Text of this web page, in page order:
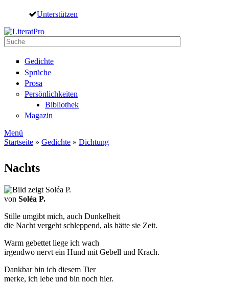
Direkt zum Inhalt
Unterstützen
Suche
Gedichte
Sprüche
Prosa
Persönlichkeiten
Bibliothek
Magazin
Menü
Startseite » Gedichte » Dichtung
Nachts
von Soléa P.
Stille umgibt mich, auch Dunkelheit
die Nacht vergeht schleppend, als hätte sie Zeit.
Warm gebettet liege ich wach
irgendwo nervt ein Hund mit Gebell und Krach.
Dankbar bin ich diesem Tier
merke, ich lebe und bin noch hier.